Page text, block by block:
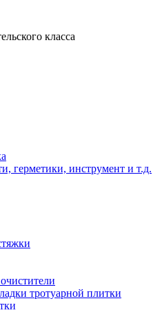
класса
герметики, инструмент и т.д.
тротуарной плитки